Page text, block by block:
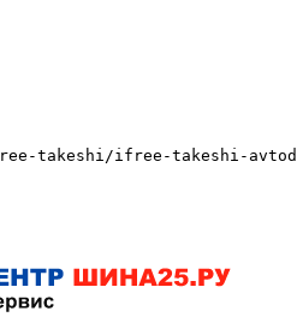
takeshi/ifree-takeshi-